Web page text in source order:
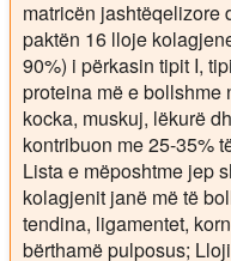
matricën jashtëqelizore
paktën 16 lloje
90%) i përkasin tipit I,
proteina më e bollshme
kocka, muskuj, lëkurë
kontribuon me 25-35%
Lista e mëposhtme jep
kolagjenit janë më të
tendina, ligamentet,
bërthamë pulposus;